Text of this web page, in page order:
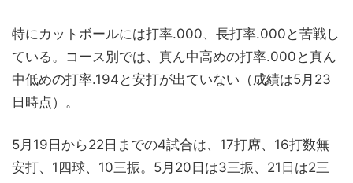
特にカットボールには打率.000、長打率.000と苦戦し
ている。コース別では、真ん中高めの打率.000と真ん
中低めの打率.194と安打が出ていない（成績は5月23
日時点）。
5月19日から22日までの4試合は、17打席、16打数無
安打、1四球、10三振。5月20日は3三振、21日は2三